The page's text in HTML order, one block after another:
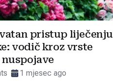
pristup liječenju
vodič kroz vrste
1 mjesec ago